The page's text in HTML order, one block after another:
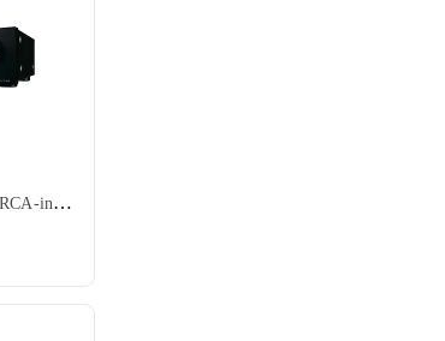
Stereoreceiver, 80 W, RCA-indgang, RCA-udgang, Koaksialindgang, Optisk indgang, Hovedtelefonudgang, Phono-indgang, Pre-out, Subwooferudgang, Bluetooth, Fjernbetjening, Display, Multizone (lyd/video flere rum), Indbygget D/A-konverter